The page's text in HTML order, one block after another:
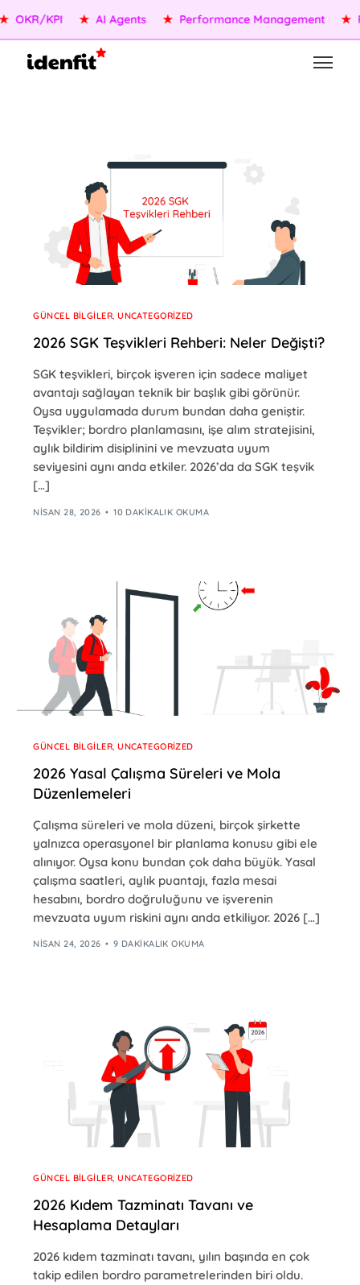
OKR/KPI AI Agents Performance Management
GÜNCEL BILGILER,UNCATEGORIZED
2026 SGK Teşvikleri Rehberi: Neler Değişti?
SGK teşvikleri, birçok işveren için sadece maliyet
avantajı sağlayan teknik bir başlık gibi görünür.
Oysa uygulamada durum bundan daha geniştir.
Teşvikler; bordro planlamasını, işe alım stratejisini,
aylık bildirim disiplinini ve mevzuata uyum
seviyesini aynı anda etkiler. 2026’da da SGK teşvik
[…]
NISAN 28, 2026 10 DAKIKALIK OKUMA
GÜNCEL BILGILER ,UNCATEGORIZED
2026 Yasal Çalışma Süreleri ve Mola
Düzenlemeleri
Çalışma süreleri ve mola düzeni, birçok şirkette
yalnızca operasyonel bir planlama konusu gibi ele
alınıyor. Oysa konu bundan çok daha büyük. Yasal
çalışma saatleri, aylık puantajı, fazla mesai
hesabını, bordro doğruluğunu ve işverenin
mevzuata uyum riskini aynı anda etkiliyor. 2026 […]
NISAN 24, 2026 9 DAKIKALIK OKUMA
GÜNCEL BILGILER,UNCATEGORIZED
2026 Kıdem Tazminatı Tavanı ve
Hesaplama Detayları
2026 kıdem tazminatı tavanı, yılın başında en çok
takip edilen bordro parametrelerinden biri oldu.